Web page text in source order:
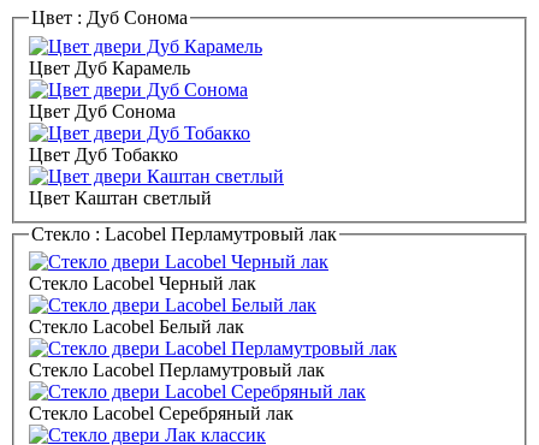
Цвет : Дуб Сонома
Цвет Дуб Карамель
Цвет Дуб Сонома
Цвет Дуб Тобакко
Цвет Каштан светлый
Стекло : Lacobel Перламутровый лак
Стекло Lacobel Черный лак
Стекло Lacobel Белый лак
Стекло Lacobel Перламутровый лак
Стекло Lacobel Серебряный лак